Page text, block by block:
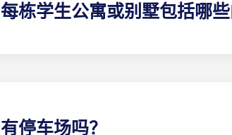
每栋学生公寓或别墅包括哪些
有停车场吗？